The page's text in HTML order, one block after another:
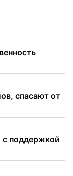
спасают от
поддержкой